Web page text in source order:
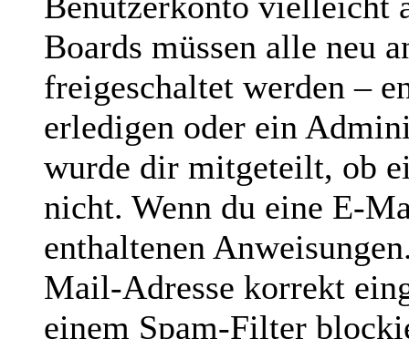
Boards müssen alle neu
freigeschaltet werden –
erledigen oder ein
wurde dir mitgeteilt, ob
nicht. Wenn du eine E-
enthaltenen
Mail-Adresse korrekt
einem Spam-Filter